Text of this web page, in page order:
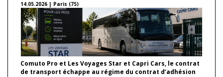
14.05.2026 | Paris (75)
Comuto Pro et Les Voyages Star et Capri Cars, le contrat
de transport échappe au régime du contrat d’adhésion